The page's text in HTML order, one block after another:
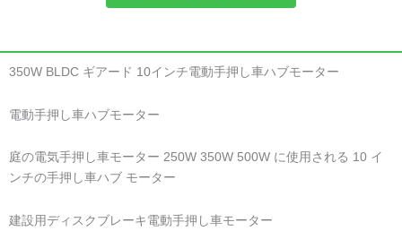
350W BLDC ギアード 10インチ電動手押し車ハブモーター
電動手押し車ハブモーター
庭の電気手押し車モーター 250W 350W 500W に使用される 10 イ
ンチの手押し車ハブ モーター
建設用ディスクブレーキ電動手押し車モーター